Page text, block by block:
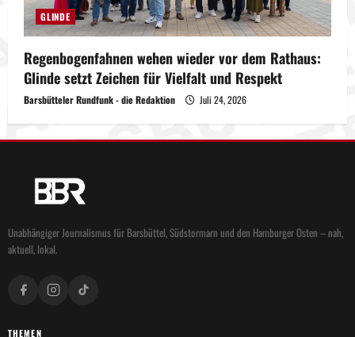
GLINDE
Regenbogenfahnen wehen wieder vor dem Rathaus:
Glinde setzt Zeichen für Vielfalt und Respekt
Barsbütteler Rundfunk - die Redaktion Juli 24, 2026
Unabhängiger Journalismus für Barsbüttel, Südstormarn und den Hamburger Osten – nah,
aktuell, lokal.
THEMEN